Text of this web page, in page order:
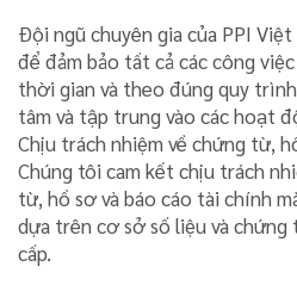
Đội ngũ chuyên gia của PPI Việt
để đảm bảo tất cả các công
thời gian và theo đúng quy
tâm và tập trung vào các hoạt
Chịu trách nhiệm về chứng từ,
Chúng tôi cam kết chịu trách
từ, hồ sơ và báo cáo tài chính
dựa trên cơ sở số liệu và chứng
cấp.